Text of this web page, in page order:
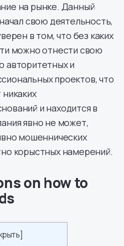
на рынке. Данный
свою деятельность,
в том, что без каких
можно отнести свою
авторитетных и
проектов, что
и находится в
явно не может,
мошеннических
корыстных намерений.
on how to
]